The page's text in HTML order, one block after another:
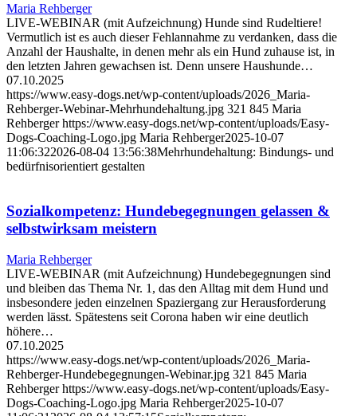
Maria Rehberger
LIVE-WEBINAR (mit Aufzeichnung) Hunde sind Rudeltiere!
Vermutlich ist es auch dieser Fehlannahme zu verdanken, dass die
Anzahl der Haushalte, in denen mehr als ein Hund zuhause ist, in
den letzten Jahren gewachsen ist. Denn unsere Haushunde…
07.10.2025
https://www.easy-dogs.net/wp-content/uploads/2026_Maria-
Rehberger-Webinar-Mehrhundehaltung.jpg 321 845 Maria
Rehberger https://www.easy-dogs.net/wp-content/uploads/Easy-
Dogs-Coaching-Logo.jpg Maria Rehberger2025-10-07
11:06:322026-08-04 13:56:38Mehrhundehaltung: Bindungs- und
bedürfnisorientiert gestalten
Sozialkompetenz: Hundebegegnungen gelassen &
selbstwirksam meistern
Maria Rehberger
LIVE-WEBINAR (mit Aufzeichnung) Hundebegegnungen sind
und bleiben das Thema Nr. 1, das den Alltag mit dem Hund und
insbesondere jeden einzelnen Spaziergang zur Herausforderung
werden lässt. Spätestens seit Corona haben wir eine deutlich
höhere…
07.10.2025
https://www.easy-dogs.net/wp-content/uploads/2026_Maria-
Rehberger-Hundebegegnungen-Webinar.jpg 321 845 Maria
Rehberger https://www.easy-dogs.net/wp-content/uploads/Easy-
Dogs-Coaching-Logo.jpg Maria Rehberger2025-10-07